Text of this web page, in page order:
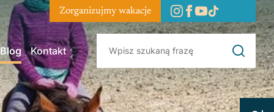
Blog Kontakt
Zorganizujmy wakacje